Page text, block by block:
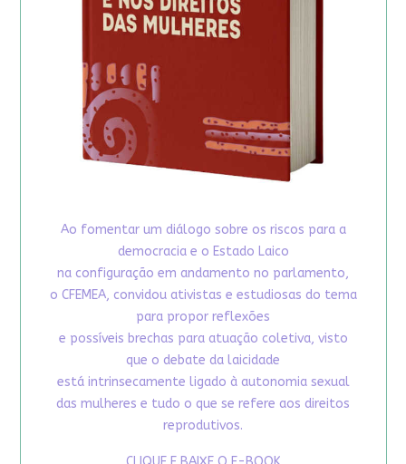
Ao fomentar um diálogo sobre os riscos para a
democracia e o Estado Laico
na configuração em andamento no parlamento,
o CFEMEA, convidou ativistas e estudiosas do tema
para propor reflexões
e possíveis brechas para atuação coletiva, visto
que o debate da laicidade
está intrinsecamente ligado à autonomia sexual
das mulheres e tudo o que se refere aos direitos
reprodutivos.